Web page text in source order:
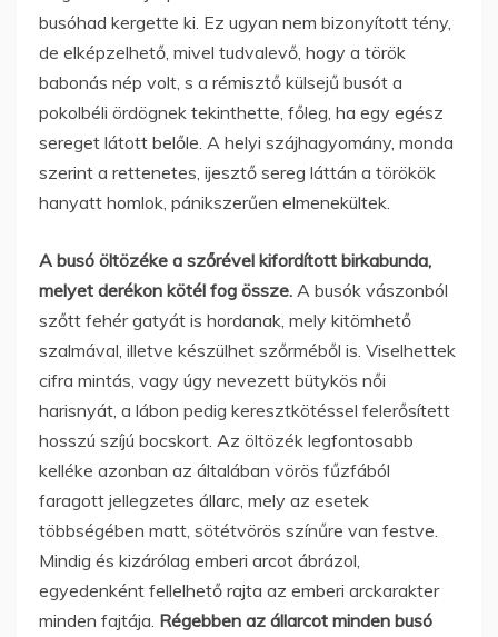
busóhad kergette ki. Ez ugyan nem bizonyított tény,
de elképzelhető, mivel tudvalevő, hogy a török
babonás nép volt, s a rémisztő külsejű busót a
pokolbéli ördögnek tekinthette, főleg, ha egy egész
sereget látott belőle. A helyi szájhagyomány, monda
szerint a rettenetes, ijesztő sereg láttán a törökök
hanyatt homlok, pánikszerűen elmenekültek.
A busó öltözéke a szőrével kifordított birkabunda,
melyet derékon kötél fog össze. A busók vászonból
szőtt fehér gatyát is hordanak, mely kitömhető
szalmával, illetve készülhet szőrméből is. Viselhettek
cifra mintás, vagy úgy nevezett bütykös női
harisnyát, a lábon pedig keresztkötéssel felerősített
hosszú szíjú bocskort. Az öltözék legfontosabb
kelléke azonban az általában vörös fűzfából
faragott jellegzetes állarc, mely az esetek
többségében matt, sötétvörös színűre van festve.
Mindig és kizárólag emberi arcot ábrázol,
egyedenként fellelhető rajta az emberi arckarakter
minden fajtája. Régebben az állarcot minden busó